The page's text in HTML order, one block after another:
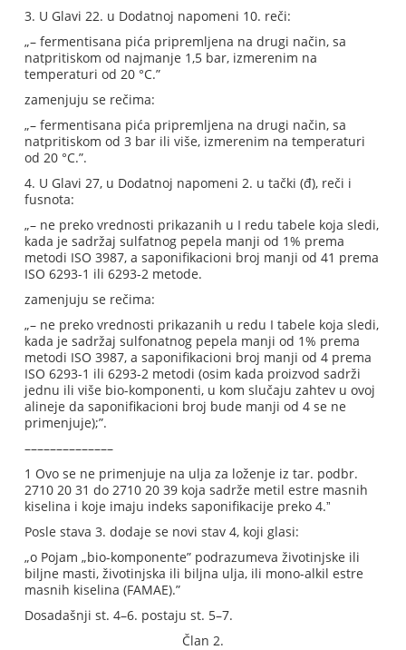
3. U Glavi 22. u Dodatnoj napomeni 10. reči:
„– fermentisana pića pripremljena na drugi način, sa
natpritiskom od najmanje 1,5 bar, izmerenim na
temperaturi od 20 °C.”
zamenjuju se rečima:
„– fermentisana pića pripremljena na drugi način, sa
natpritiskom od 3 bar ili više, izmerenim na temperaturi
od 20 °C.”.
4. U Glavi 27, u Dodatnoj napomeni 2. u tački (đ), reči i
fusnota:
„– ne preko vrednosti prikazanih u I redu tabele koja sledi,
kada je sadržaj sulfatnog pepela manji od 1% prema
metodi ISO 3987, a saponifikacioni broj manji od 41 prema
ISO 6293-1 ili 6293-2 metode.
zamenjuju se rečima:
„– ne preko vrednosti prikazanih u redu I tabele koja sledi,
kada je sadržaj sulfonatnog pepela manji od 1% prema
metodi ISO 3987, a saponifikacioni broj manji od 4 prema
ISO 6293-1 ili 6293-2 metodi (osim kada proizvod sadrži
jednu ili više bio-komponenti, u kom slučaju zahtev u ovoj
alineje da saponifikacioni broj bude manji od 4 se ne
primenjuje);”.
––––––––––––––
1 Ovo se ne primenjuje na ulja za loženje iz tar. podbr.
2710 20 31 do 2710 20 39 koja sadrže metil estre masnih
kiselina i koje imaju indeks saponifikacije preko 4.ˮ
Posle stava 3. dodaje se novi stav 4, koji glasi:
„o Pojam „bio-komponente” podrazumeva životinjske ili
biljne masti, životinjska ili biljna ulja, ili mono-alkil estre
masnih kiselina (FAMAE).”
Dosadašnji st. 4–6. postaju st. 5–7.
Član 2.